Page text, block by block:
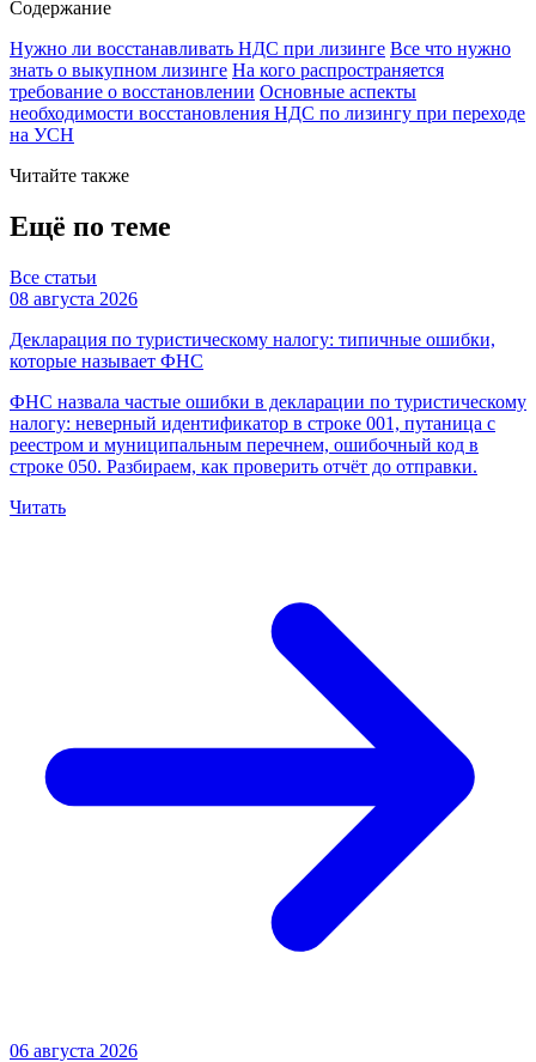
Содержание
Нужно ли восстанавливать НДС при лизинге Все что нужно
знать о выкупном лизинге На кого распространяется
требование о восстановлении Основные аспекты
необходимости восстановления НДС по лизингу при переходе
на УСН
Читайте также
Ещё по теме
Все статьи
08 августа 2026
Декларация по туристическому налогу: типичные ошибки,
которые называет ФНС
ФНС назвала частые ошибки в декларации по туристическому
налогу: неверный идентификатор в строке 001, путаница с
реестром и муниципальным перечнем, ошибочный код в
строке 050. Разбираем, как проверить отчёт до отправки.
Читать
06 августа 2026